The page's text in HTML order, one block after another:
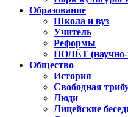
Образование
Школа и вуз
Учитель
Реформы
ПОЛЁТ (научно-
Общество
История
Свободная
Люди
Лицейские